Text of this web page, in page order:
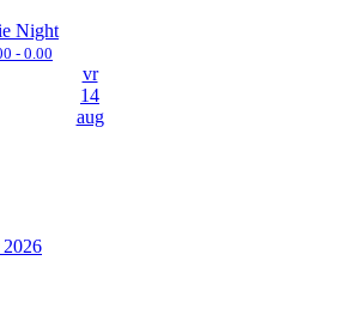
Night
- 0.00
vr
14
aug
2026